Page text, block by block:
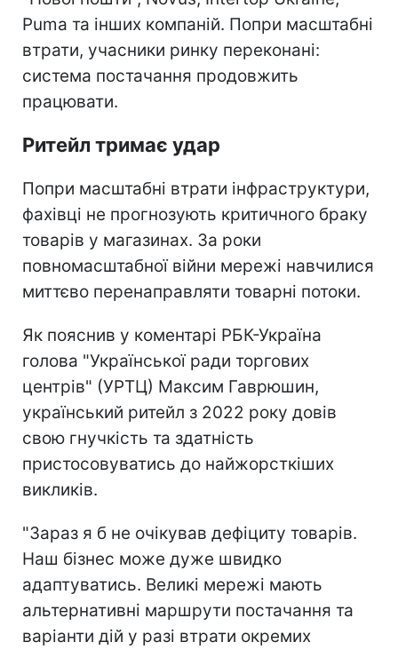
Puma та інших компаній. Попри масштабні
втрати, учасники ринку переконані:
система постачання продовжить
працювати.
Ритейл тримає удар
Попри масштабні втрати інфраструктури,
фахівці не прогнозують критичного браку
товарів у магазинах. За роки
повномасштабної війни мережі навчилися
миттєво перенаправляти товарні потоки.
Як пояснив у коментарі РБК-Україна
голова "Української ради торгових
центрів" (УРТЦ) Максим Гаврюшин,
український ритейл з 2022 року довів
свою гнучкість та здатність
пристосовуватись до найжорсткіших
викликів.
"Зараз я б не очікував дефіциту товарів.
Наш бізнес може дуже швидко
адаптуватись. Великі мережі мають
альтернативні маршрути постачання та
варіанти дій у разі втрати окремих